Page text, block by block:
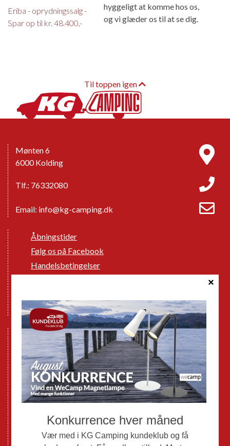
Eriba - oprydningssalg -
Spar op til kr. 48.400,-
hyggeligt at komme hos os,
og vi glæder os til at se dig.
Til toppen igen
Mønten 6
6000 Kolding
Tlf.: 76332080
Email: info@kg-camping.dk
Åbningstider
Følg os på Facebook
Handelsbetingelser
GPDR - Optagelse af foto og video
Nye Campingvogne
Nye Autocampere og Vans
Brugte Campingvogne
Brugte Autocampere og Vans
Webshop
Mortens Campingtips
KG Camping Kundeklub